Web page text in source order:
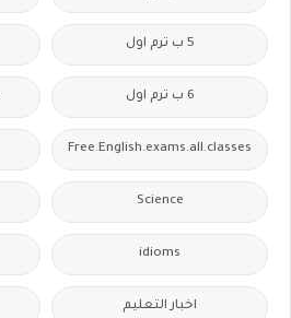
5 ب ترم اول
6 ب ترم اول
Free.English.exams.all.classes
Science
idioms
اخبار التعليم